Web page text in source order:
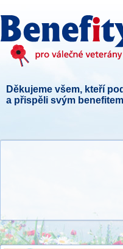
Děkujeme všem, kteří
a přispěli svým